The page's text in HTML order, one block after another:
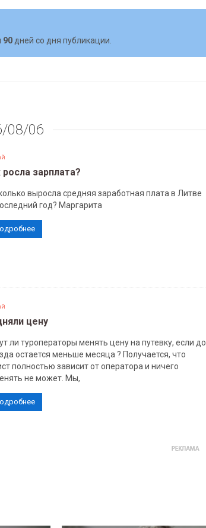
90 дней со дня публикации.
08/06
росла зарплата?
выросла средняя заработная плата в Литве
год? Маргарита
цену
ли туроператоры менять цену на путевку, если до
остается меньше месяца ? Получается, что
полностью зависит от оператора и ничего
не может. Мы,